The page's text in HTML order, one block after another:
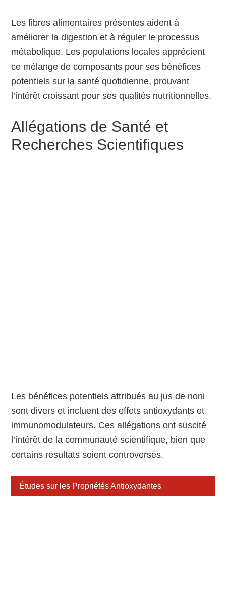
Les fibres alimentaires présentes aident à
améliorer la digestion et à réguler le processus
métabolique. Les populations locales apprécient
ce mélange de composants pour ses bénéfices
potentiels sur la santé quotidienne, prouvant
l’intérêt croissant pour ses qualités nutritionnelles.
Allégations de Santé et
Recherches Scientifiques
Les bénéfices potentiels attribués au jus de noni
sont divers et incluent des effets antioxydants et
immunomodulateurs. Ces allégations ont suscité
l’intérêt de la communauté scientifique, bien que
certains résultats soient controversés.
Études sur les Propriétés Antioxydantes